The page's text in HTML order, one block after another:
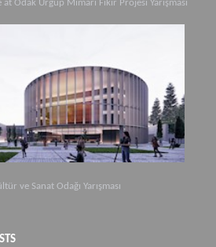
Odak Ürgüp Mimari Fikir Projesi Yarışması
ve Sanat Odağı Yarışması